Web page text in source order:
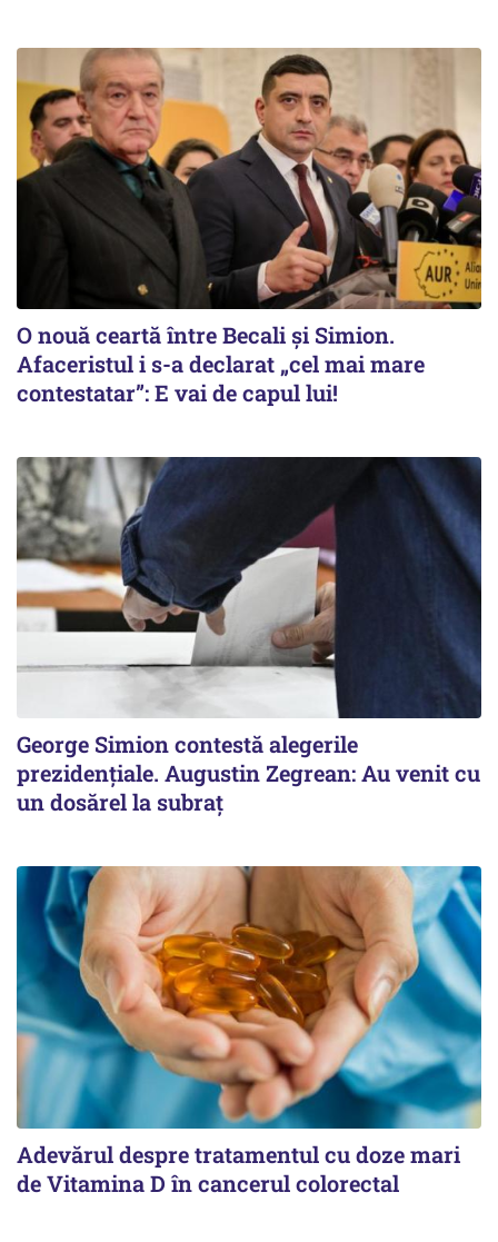
O nouă ceartă între Becali și Simion.
Afaceristul i s-a declarat „cel mai mare
contestatar”: E vai de capul lui!
George Simion contestă alegerile
prezidențiale. Augustin Zegrean: Au venit cu
un dosărel la subraț
Adevărul despre tratamentul cu doze mari
de Vitamina D în cancerul colorectal